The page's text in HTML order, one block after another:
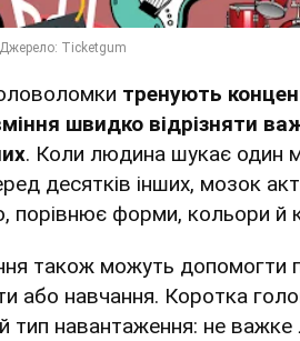
тренують
швидко відрізняти
. Коли людина шукає один
десятків інших, мозок
порівнює форми, кольори й
також можуть допомогти
або навчання. Коротка
тип навантаження: не важке